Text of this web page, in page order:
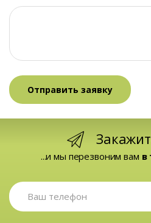
...и мы перезвоним вам в